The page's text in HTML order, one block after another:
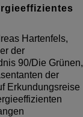
Hartenfels,
der
90/Die Grünen,
der
Erkundungsreise